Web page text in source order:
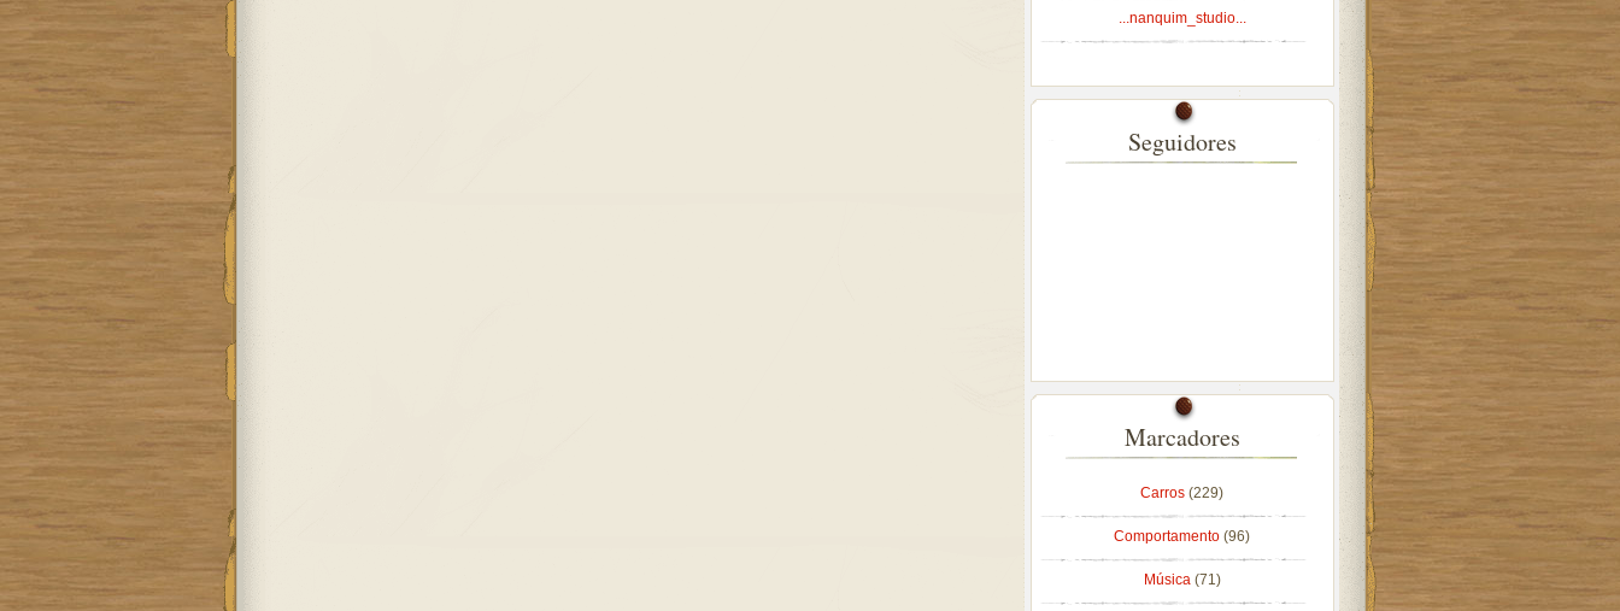
...nanquim_studio...
Seguidores
Marcadores
Carros (229)
Comportamento (96)
Música (71)